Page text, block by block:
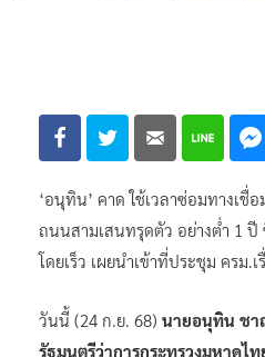
‘อนุทิน’ คาด ใช้เวลาซ่อมทางเชื่
ถนนสามเสนทรุดตัว อย่างต่ำ 1 ปี
โดยเร็ว เผยนำเข้าที่ประชุม ครม.
วันนี้ (24 ก.ย. 68) นายอนุทิน ชา
รัฐมนตรีว่าการกระทรวงมหาดไท